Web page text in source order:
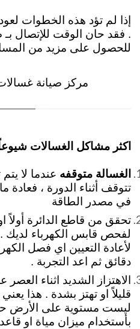
إذا لم تؤد هذه الخطوات
. فقد حان الوقت للإتصال
للحصول على مزيد من
مركز صيانة
اكثر مشاكل الغسالات
الغسالة متوقفه عندما لا
تتوقف أثناء الدورة ،
في مصدر الطاقة
تحقق من قاطع الدائرة أولاً
لفحص قابس الكهرباء لديك
دقائق ثم اعد التجربة .
الاهتزاز الشديد اثناء
قليلاً او تهتز بشدة . هذا
ليست مستوية على الأرض
بأستخدام ميزان مياة او